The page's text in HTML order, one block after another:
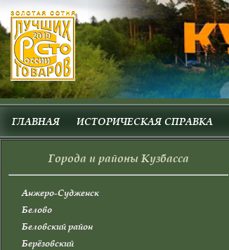
ГЛАВНАЯ ИСТОРИЧЕСКАЯ СПРАВКА
Города и районы Кузбасса
Анжеро-Судженск
Белово
Беловский район
Берёзовский